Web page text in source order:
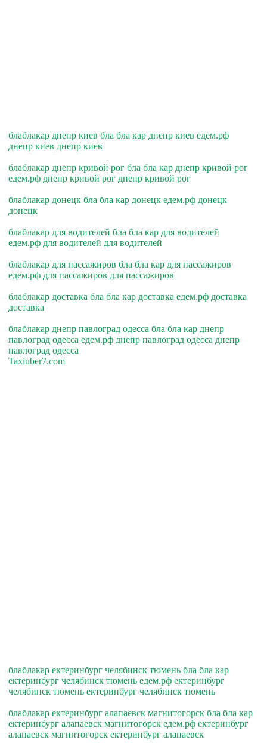
блаблакар днепр киев бла бла кар днепр киев едем.рф
днепр киев днепр киев
блаблакар днепр кривой рог бла бла кар днепр кривой рог
едем.рф днепр кривой рог днепр кривой рог
блаблакар донецк бла бла кар донецк едем.рф донецк
донецк
блаблакар для водителей бла бла кар для водителей
едем.рф для водителей для водителей
блаблакар для пассажиров бла бла кар для пассажиров
едем.рф для пассажиров для пассажиров
блаблакар доставка бла бла кар доставка едем.рф доставка
доставка
блаблакар днепр павлоград одесса бла бла кар днепр
павлоград одесса едем.рф днепр павлоград одесса днепр
павлоград одесса
Taxiuber7.com
блаблакар ектеринбург челябинск тюмень бла бла кар
ектеринбург челябинск тюмень едем.рф ектеринбург
челябинск тюмень ектеринбург челябинск тюмень
блаблакар ектеринбург алапаевск магнитогорск бла бла кар
ектеринбург алапаевск магнитогорск едем.рф ектеринбург
алапаевск магнитогорск ектеринбург алапаевск